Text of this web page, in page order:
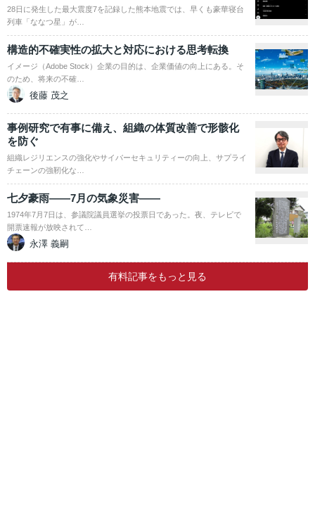
28日に発生した最大震度7を記録した熊本地震では、早くも豪華寝台
列車「ななつ星」が…
構造的不確実性の拡大と対応における思考転換
イメージ（Adobe Stock）企業の目的は、企業価値の向上にある。そ
のため、将来の不確…
後藤 茂之
事例研究で有事に備え、組織の体質改善で形骸化
を防ぐ
組織レジリエンスの強化やサイバーセキュリティーの向上、サプライ
チェーンの強靭化な…
七夕豪雨――7月の気象災害――
1974年7月7日は、参議院議員選挙の投票日であった。夜、テレビで
開票速報が放映されて…
永澤 義嗣
有料記事をもっと見る